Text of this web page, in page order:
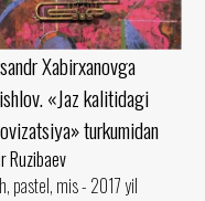
Xabirxanovga
«Jaz kalitidagi
turkumidan
Ruzibaev
pastel, mis - 2017 yil